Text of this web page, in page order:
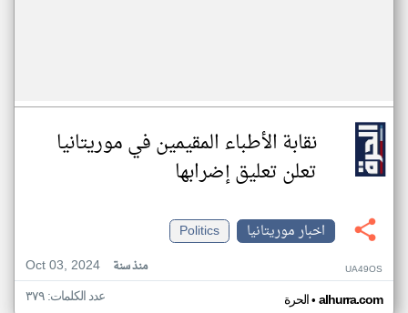
نقابة الأطباء المقيمين في موريتانيا
تعلن تعليق إضرابها
اخبار موريتانيا
Politics
Oct 03, 2024
منذ سنة UA49OS
الحرة• alhurra.com عدد الكلمات: ٣٧٩